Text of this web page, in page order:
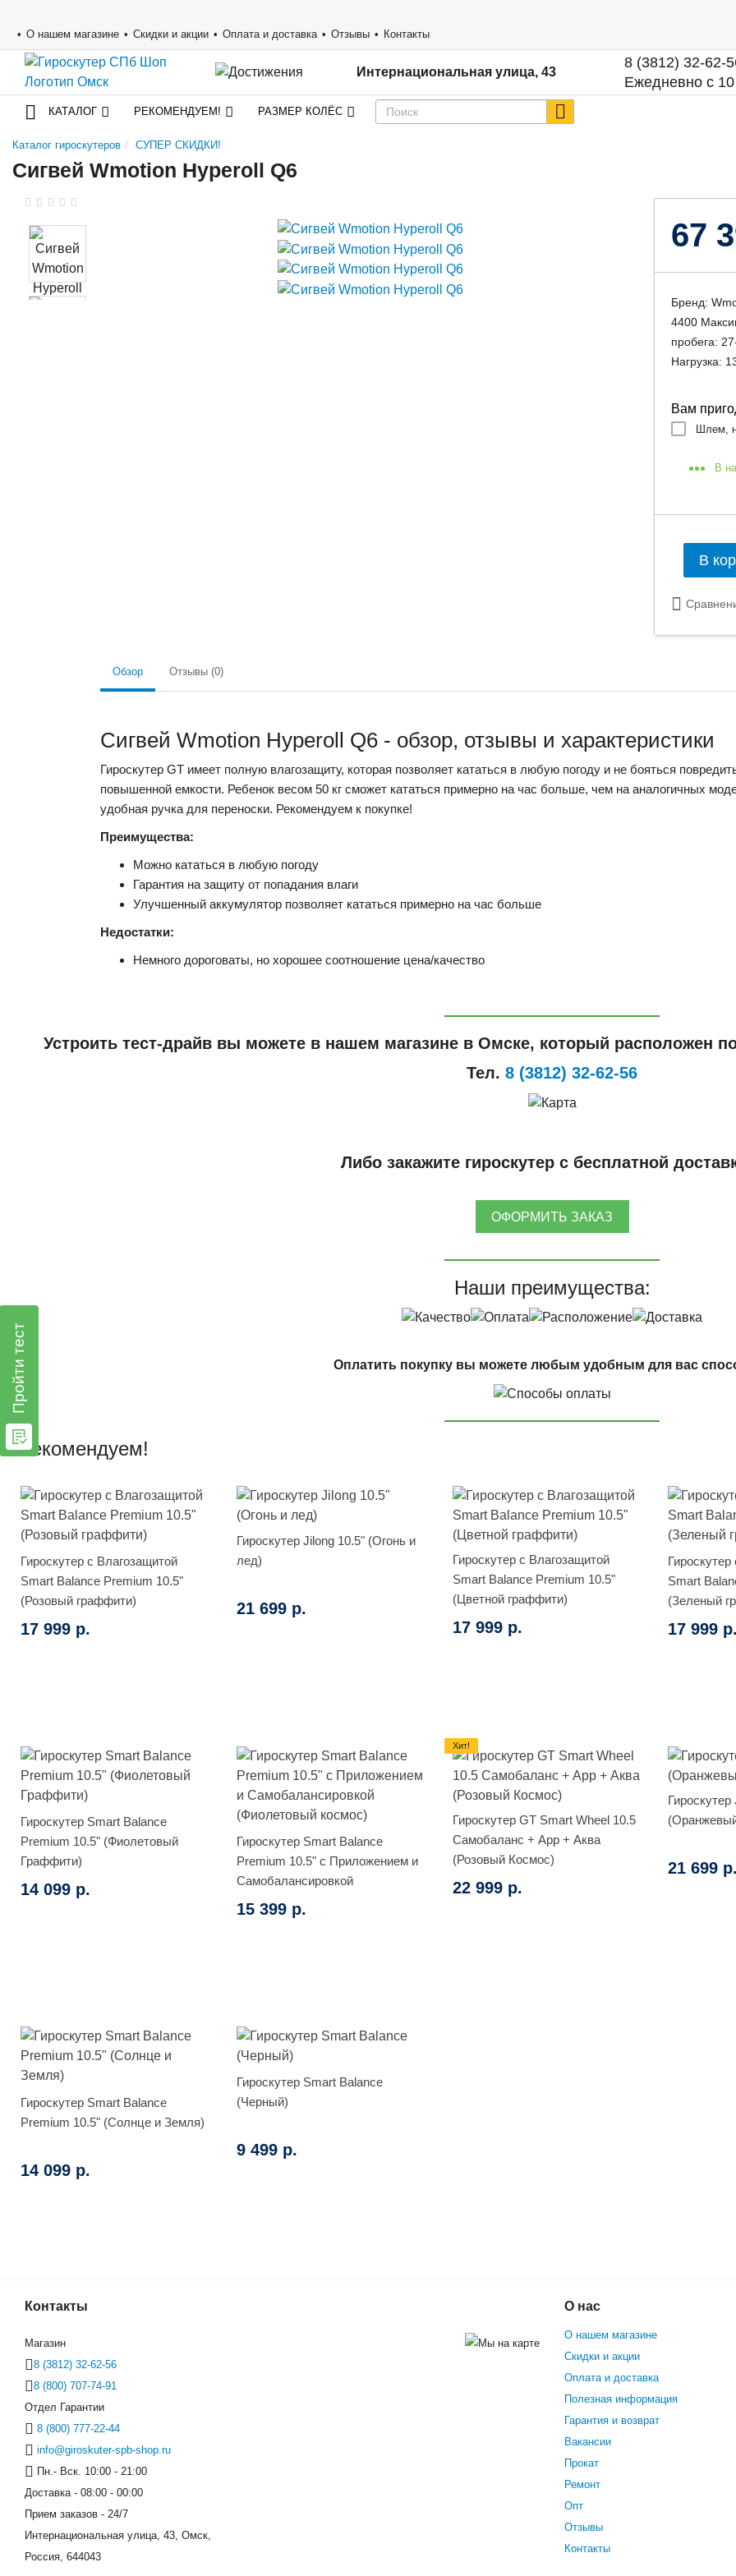
О нашем магазине Скидки и акции Оплата и доставка Отзывы Контакты
Интернациональная улица, 43
8 (3812) 32-62-
Ежедневно с
КАТАЛОГ РЕКОМЕНДУЕМ! РАЗМЕР КОЛЁС
Каталог гироскутеров СУПЕР СКИДКИ!
Сигвей Wmotion Hyperoll Q6
67
Бренд:
4400
пробега:
Нагрузка:
Вам
Шлем,
В
В
Обзор Отзывы (0)
Сигвей Wmotion Hyperoll Q6 - обзор, отзывы и характеристики
Гироскутер GT имеет полную влагозащиту, которая позволяет кататься в любую погоду и не бояться
повышенной емкости. Ребенок весом 50 кг сможет кататься примерно на час больше, чем на аналогичных
удобная ручка для переноски. Рекомендуем к покупке!
Преимущества:
Можно кататься в любую погоду
Гарантия на защиту от попадания влаги
Улучшенный аккумулятор позволяет кататься примерно на час больше
Недостатки:
Немного дороговаты, но хорошее соотношение цена/качество
Устроить тест-драйв вы можете в нашем магазине в Омске, который расположен
Тел. 8 (3812) 32-62-56
Либо закажите гироскутер с бесплатной
ОФОРМИТЬ ЗАКАЗ
Наши преимущества:
Оплатить покупку вы можете любым удобным для вас
Рекомендуем!
Гироскутер с Влагозащитой
Smart Balance Premium 10.5"
(Розовый граффити)
17 999 р.
Гироскутер Jilong 10.5" (Огонь и
лед)
21 699 р.
Гироскутер с Влагозащитой
Smart Balance Premium 10.5"
(Цветной граффити)
17 999 р.
Smart
(Зеленый
17 999 р.
Гироскутер Smart Balance
Premium 10.5" (Фиолетовый
Граффити)
14 099 р.
Гироскутер Smart Balance
Premium 10.5" с Приложением и
Самобалансировкой
(Фиолетовый космос)
15 399 р.
Гироскутер GT Smart Wheel 10.5
Самобаланс + App + Аква
(Розовый Космос)
22 999 р.
Хит!
21 699 р.
Гироскутер Smart Balance
Premium 10.5" (Солнце и Земля)
14 099 р.
Гироскутер Smart Balance
(Черный)
9 499 р.
Контакты
Магазин
8 (3812) 32-62-56
8 (800) 707-74-91
Отдел Гарантии
8 (800) 777-22-44
info@giroskuter-spb-shop.ru
Пн.- Вск. 10:00 - 21:00
Доставка - 08:00 - 00:00
Прием заказов - 24/7
Интернациональная улица, 43, Омск,
Россия, 644043
О нас
О нашем магазине
Скидки и акции
Оплата и доставка
Полезная информация
Гарантия и возврат
Вакансии
Прокат
Ремонт
Опт
Отзывы
Контакты
Пройти тест